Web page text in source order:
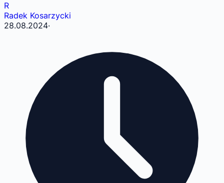
R
Radek Kosarzycki
28.08.2024·